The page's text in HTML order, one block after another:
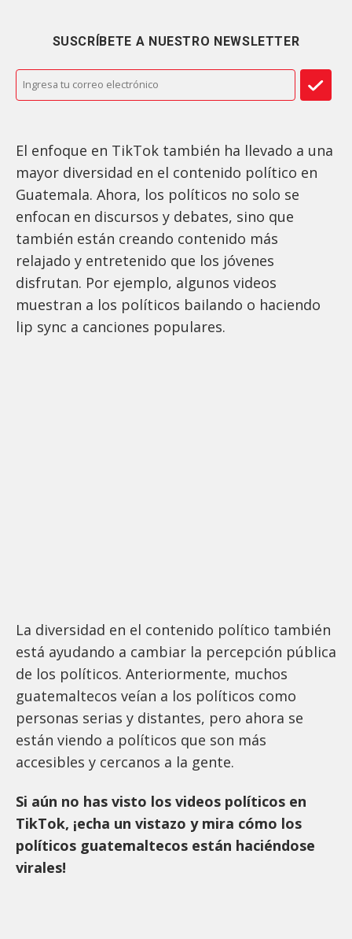
SUSCRÍBETE A NUESTRO NEWSLETTER
El enfoque en TikTok también ha llevado a una
mayor diversidad en el contenido político en
Guatemala. Ahora, los políticos no solo se
enfocan en discursos y debates, sino que
también están creando contenido más
relajado y entretenido que los jóvenes
disfrutan. Por ejemplo, algunos videos
muestran a los políticos bailando o haciendo
lip sync a canciones populares.
La diversidad en el contenido político también
está ayudando a cambiar la percepción pública
de los políticos. Anteriormente, muchos
guatemaltecos veían a los políticos como
personas serias y distantes, pero ahora se
están viendo a políticos que son más
accesibles y cercanos a la gente.
Si aún no has visto los videos políticos en
TikTok, ¡echa un vistazo y mira cómo los
políticos guatemaltecos están haciéndose
virales!